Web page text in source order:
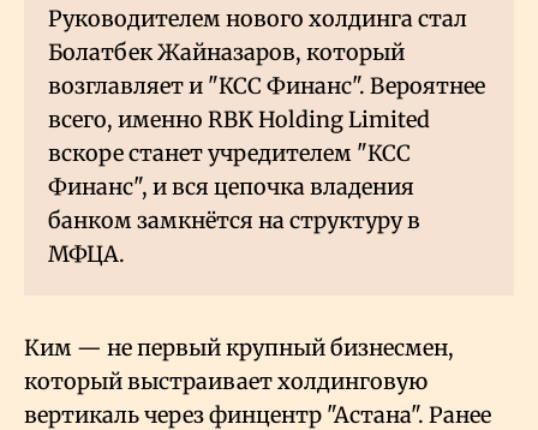
Руководителем нового холдинга стал
Болатбек Жайназаров, который
возглавляет и "КСС Финанс". Вероятнее
всего, именно RBK Holding Limited
вскоре станет учредителем "КСС
Финанс", и вся цепочка владения
банком замкнётся на структуру в
МФЦА.
Ким — не первый крупный бизнесмен,
который выстраивает холдинговую
вертикаль через финцентр "Астана". Ранее